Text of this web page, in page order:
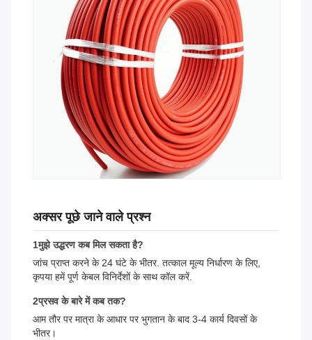
अक्सर पूछे जाने वाले प्रश्न
1मुझे उद्धरण कब मिल सकता है?
जांच प्राप्त करने के 24 घंटे के भीतर. तत्काल मूल्य निर्धारण के लिए,
कृपया हमें पूर्ण केबल विनिर्देशों के साथ कॉल करें.
2प्रसव के बारे में कब तक?
आम तौर पर मात्रा के आधार पर भुगतान के बाद 3-4 कार्य दिवसों के
भीतर।